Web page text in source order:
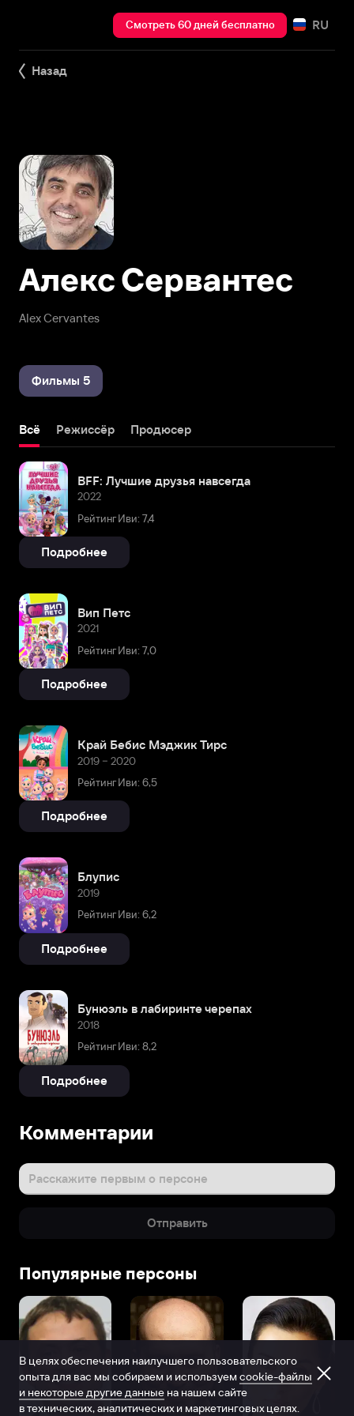
Смотреть 60 дней бесплатно RU
Назад
Alex Cervantes
Алекс Сервантес
Фильмы 5
Всё Режиссёр Продюсер
BFF: Лучшие друзья навсегда
2022
Рейтинг Иви: 7,4
Подробнее
Вип Петс
2021
Рейтинг Иви: 7,0
Подробнее
Край Бебис Мэджик Тирс
2019 – 2020
Рейтинг Иви: 6,5
Подробнее
Блупис
2019
Рейтинг Иви: 6,2
Подробнее
Бунюэль в лабиринте черепах
2018
Рейтинг Иви: 8,2
Подробнее
Комментарии
Расскажите первым о персоне
Отправить
Популярные персоны
В целях обеспечения наилучшего пользовательского
опыта для вас мы собираем и используем cookie-файлы
и некоторые другие данные на нашем сайте
в технических, аналитических и маркетинговых целях.